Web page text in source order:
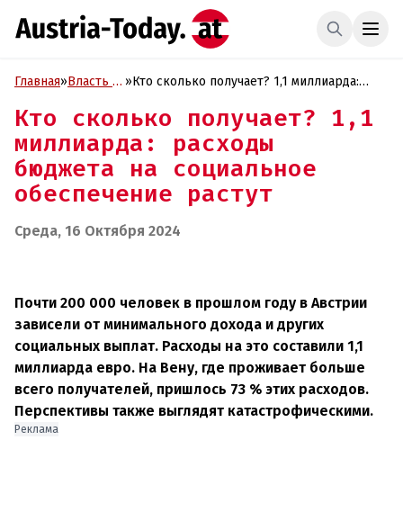
Главная»Власть и »Кто сколько получает? 1,1 миллиарда:
обеспечение растут
Кто сколько получает? 1,1
миллиарда: расходы
бюджета на социальное
обеспечение растут
Среда, 16 Октября 2024
Почти 200 000 человек в прошлом году в Австрии
зависели от минимального дохода и других
социальных выплат. Расходы на это составили 1,1
миллиарда евро. На Вену, где проживает больше
всего получателей, пришлось 73 % этих расходов.
Перспективы также выглядят катастрофическими.
Реклама